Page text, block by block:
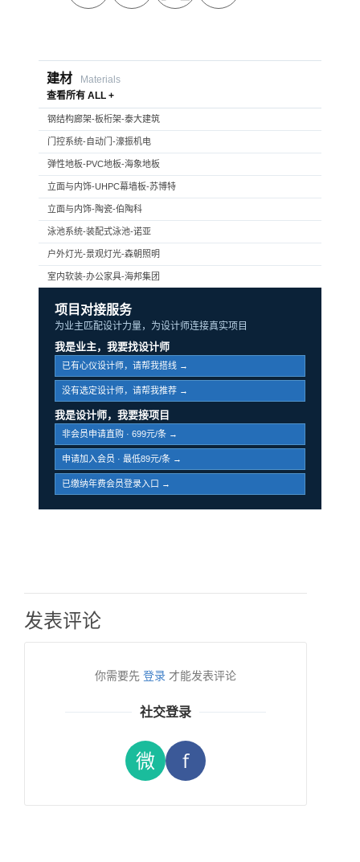
建材
Materials
查看所有 ALL +
钢结构廊架-板桁架-泰大建筑
门控系统-自动门-濠振机电
弹性地板-PVC地板-海象地板
立面与内饰-UHPC幕墙板-苏博特
立面与内饰-陶瓷-伯陶科
泳池系统-装配式泳池-诺亚
户外灯光-景观灯光-森朝照明
室内软装-办公家具-海邦集团
项目对接服务
为业主匹配设计力量，为设计师连接真实项目
我是业主，我要找设计师
已有心仪设计师，请帮我搭线 →
没有选定设计师，请帮我推荐 →
我是设计师，我要接项目
非会员申请直购 · 699元/条 →
申请加入会员 · 最低89元/条 →
已缴纳年费会员登录入口 →
发表评论
你需要先 登录 才能发表评论
社交登录
微 f